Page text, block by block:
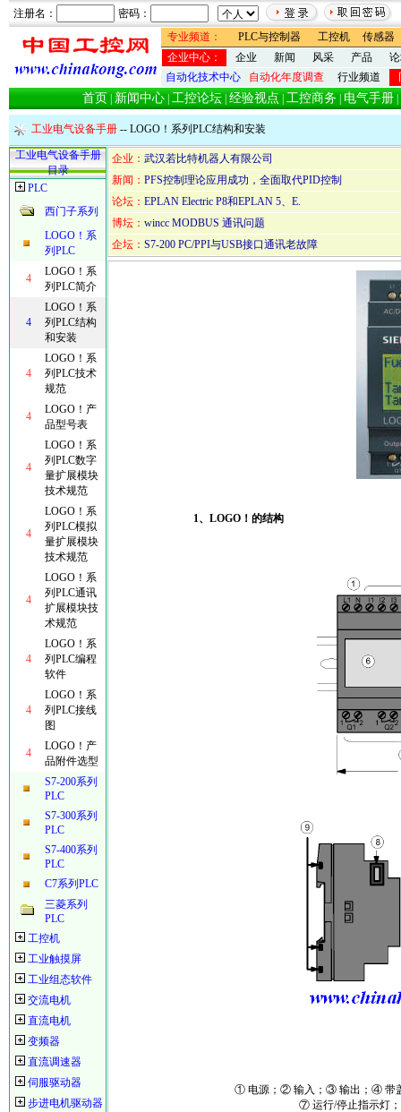
注册名：
密码：
专业频道：
PLC与控制器 工控机
传感器
企业中心：
企业 新闻 风采 产品
自动化技术中心
自动化年度调查 行业频道
首页 新闻中心 工控论坛 经验视点 工控商务 电气手册
工业电气设备手册 -- LOGO！系列PLC结构和安装
工业电气设备手册
目录
PLC
西门子系列
LOGO！系
列PLC
4
LOGO！系
列PLC简介
4
LOGO！系
列PLC结构
和安装
4
LOGO！系
列PLC技术
规范
4
LOGO！产
品型号表
4
LOGO！系
列PLC数字
量扩展模块
技术规范
4
LOGO！系
列PLC模拟
量扩展模块
技术规范
4
LOGO！系
列PLC通讯
扩展模块技
术规范
4
LOGO！系
列PLC编程
软件
4
LOGO！系
列PLC接线
图
4
LOGO！产
品附件选型
S7-200系列
PLC
S7-300系列
PLC
S7-400系列
PLC
C7系列PLC
三菱系列
PLC
工控机
工业触摸屏
工业组态软件
交流电机
直流电机
变频器
直流调速器
伺服驱动器
步进电机驱动器
企业： 武汉若比特机器人有限公司
新闻： PFS控制理论应用成功，全面取代PID控制
论坛： EPLAN Electric P8和EPLAN 5、E.
博坛： wincc MODBUS 通讯问题
企坛： S7-200 PC/PPI与USB接口通讯老故障
1、LOGO！的结构
① 电源；② 输入；③ 输出；④ 带
⑦ 运行/停止指示灯